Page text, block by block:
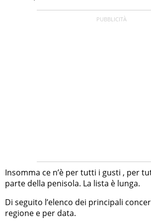
Insomma ce n’è per tutti i gusti , per
parte della penisola. La lista è lunga.
Di seguito l’elenco dei principali
regione e per data.